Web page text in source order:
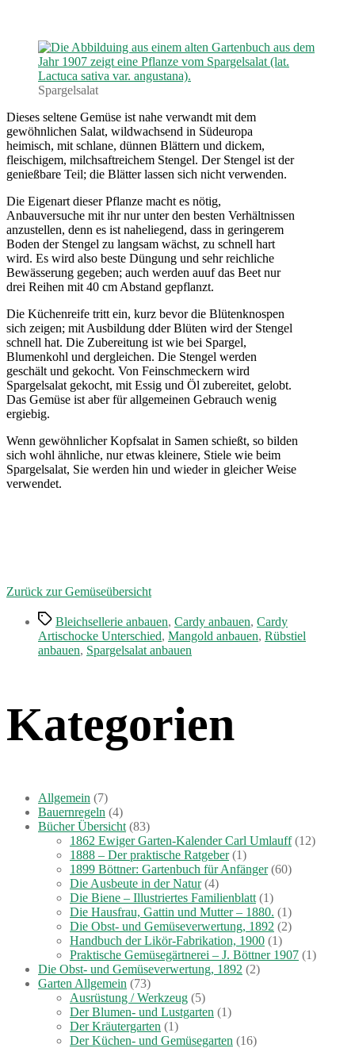
Spargelsalat
Dieses seltene Gemüse ist nahe verwandt mit dem
gewöhnlichen Salat, wildwachsend in Südeuropa
heimisch, mit schlane, dünnen Blättern und dickem,
fleischigem, milchsaftreichem Stengel. Der Stengel ist der
genießbare Teil; die Blätter lassen sich nicht verwenden.
Die Eigenart dieser Pflanze macht es nötig,
Anbauversuche mit ihr nur unter den besten Verhältnissen
anzustellen, denn es ist naheliegend, dass in geringerem
Boden der Stengel zu langsam wächst, zu schnell hart
wird. Es wird also beste Düngung und sehr reichliche
Bewässerung gegeben; auch werden auuf das Beet nur
drei Reihen mit 40 cm Abstand gepflanzt.
Die Küchenreife tritt ein, kurz bevor die Blütenknospen
sich zeigen; mit Ausbildung dder Blüten wird der Stengel
schnell hat. Die Zubereitung ist wie bei Spargel,
Blumenkohl und dergleichen. Die Stengel werden
geschält und gekocht. Von Feinschmeckern wird
Spargelsalat gekocht, mit Essig und Öl zubereitet, gelobt.
Das Gemüse ist aber für allgemeinen Gebrauch wenig
ergiebig.
Wenn gewöhnlicher Kopfsalat in Samen schießt, so bilden
sich wohl ähnliche, nur etwas kleinere, Stiele wie beim
Spargelsalat, Sie werden hin und wieder in gleicher Weise
verwendet.
Zurück zur Gemüseübersicht
Schlagwörter
Bleichsellerie anbauen, Cardy anbauen, Cardy
Artischocke Unterschied, Mangold anbauen, Rübstiel
anbauen, Spargelsalat anbauen
Kategorien
Allgemein (7)
Bauernregeln (4)
Bücher Übersicht (83)
1862 Ewiger Garten-Kalender Carl Umlauff(12)
1888 – Der praktische Ratgeber(1)
1899 Böttner: Gartenbuch für Anfänger(60)
Die Ausbeute in der Natur(4)
Die Biene – Illustriertes Familienblatt (1)
Die Hausfrau, Gattin und Mutter – 1880. (1)
Die Obst- und Gemüseverwertung, 1892 (2)
Handbuch der Likör-Fabrikation, 1900 (1)
Praktische Gemüsegärtnerei – J. Böttner 1907 (1)
Die Obst- und Gemüseverwertung, 1892 (2)
Garten Allgemein (73)
Ausrüstung / Werkzeug (5)
Der Blumen- und Lustgarten (1)
Der Kräutergarten (1)
Der Küchen- und Gemüsegarten (16)